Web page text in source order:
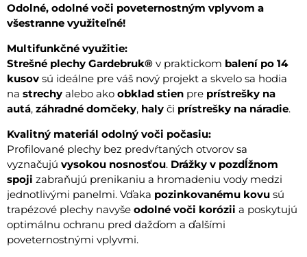
Odolné, odolné voči poveternostným vplyvom a
všestranne využiteľné!
Multifunkčné využitie:
Strešné plechy Gardebruk® v praktickom balení po 14
kusov sú ideálne pre váš nový projekt a skvelo sa hodia
na strechy alebo ako obklad stien pre prístrešky na
autá, záhradné domčeky, haly či prístrešky na náradie.
Kvalitný materiál odolný voči počasiu:
Profilované plechy bez predvŕtaných otvorov sa
vyznačujú vysokou nosnosťou. Drážky v pozdĺžnom
spoji zabraňujú prenikaniu a hromadeniu vody medzi
jednotlivými panelmi. Vďaka pozinkovanému kovu sú
trapézové plechy navyše odolné voči korózii a poskytujú
optimálnu ochranu pred dažďom a ďalšími
poveternostnými vplyvmi.